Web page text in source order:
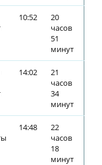
10:52
20
часов
51
минут
14:02
21
часов
34
минут
14:48
22
часов
18
минут